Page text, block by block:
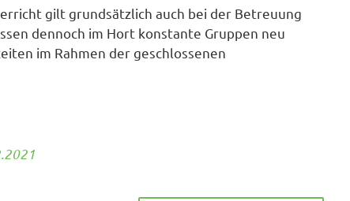
gilt grundsätzlich auch bei der Betreuung
dennoch im Hort konstante Gruppen neu
im Rahmen der geschlossenen